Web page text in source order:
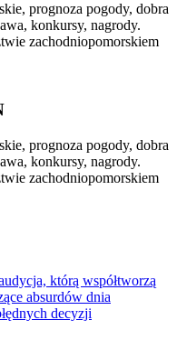
prognoza pogody, dobra
konkursy, nagrody.
zachodniopomorskiem
prognoza pogody, dobra
konkursy, nagrody.
zachodniopomorskiem
którą współtworzą
absurdów dnia
decyzji